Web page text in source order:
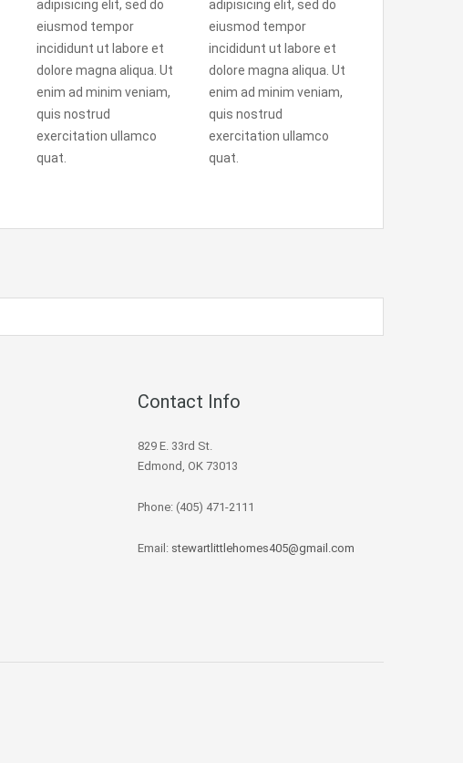
adipisicing elit, sed do
eiusmod tempor
incididunt ut labore et
dolore magna aliqua. Ut
enim ad minim veniam,
quis nostrud
exercitation ullamco
quat.
adipisicing elit, sed do
eiusmod tempor
incididunt ut labore et
dolore magna aliqua. Ut
enim ad minim veniam,
quis nostrud
exercitation ullamco
quat.
Contact Info
829 E. 33rd St.
Edmond, OK 73013
Phone: (405) 471-2111
Email: stewartlittlehomes405@gmail.com